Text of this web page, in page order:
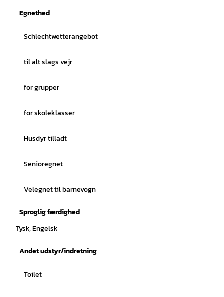
Egnethed
Schlechtwetterangebot
til alt slags vejr
for grupper
for skoleklasser
Husdyr tilladt
Senioregnet
Velegnet til barnevogn
Sproglig færdighed
Tysk, Engelsk
Andet udstyr/indretning
Toilet